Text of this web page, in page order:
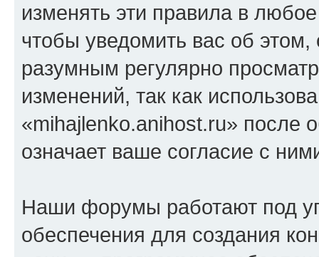
изменять эти правила в
чтобы уведомить вас об
разумным регулярно
изменений, так как
«mihajlenko.anihost.ru» после
означает ваше согласие с
Наши форумы работают под
обеспечения для создания